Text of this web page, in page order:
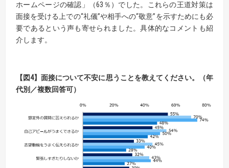
ホームページの確認」（63％）でした。これらの王道対策は
面接を受ける上での“礼儀”や相手への“敬意”を示すためにも必
要であるという声も寄せられました。具体的なコメントも紹
介します。
【 図4】面接について不安に思うことを教えてください。（年
代別／複数回答可）